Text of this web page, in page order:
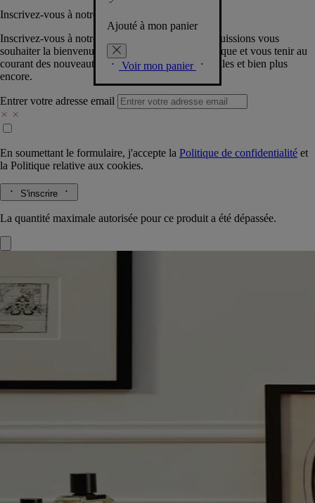
Ajouté à mon panier
Voir mon panier
Inscrivez-vous à notre Newsletter
Inscrivez-vous à notre newsletter pour que nous puissions vous
souhaiter la bienvenue dans la communauté Diptyque et vous tenir au
courant des nouveautés, événements, offres spéciales et bien plus
encore.
Entrer votre adresse email
En soumettant le formulaire, j'accepte la Politique de confidentialité et
la Politique relative aux cookies.
S'inscrire
La quantité maximale autorisée pour ce produit a été dépassée.